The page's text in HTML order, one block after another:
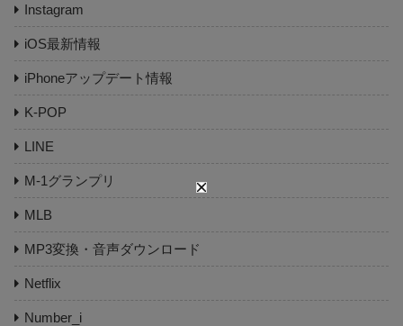
Instagram
iOS最新情報
iPhoneアップデート情報
K-POP
LINE
M-1グランプリ
MLB
MP3変換・音声ダウンロード
Netflix
Number_i